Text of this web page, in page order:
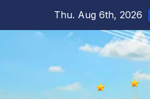
Thu. Aug 6th, 2026